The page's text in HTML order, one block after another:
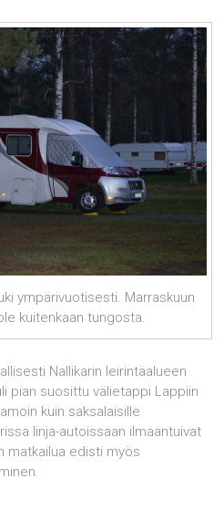
ympärivuotisesti. Marraskuun
kuitenkaan tungosta.
Nallikarin leirintäalueen
pian suosittu välietappi Lappiin
kuin saksalaisille
linja-autoissaan ilmaantuivat
matkailua edisti myös